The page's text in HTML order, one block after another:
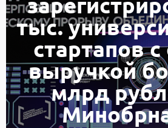
тыс.
стартапов
выручкой
млрд